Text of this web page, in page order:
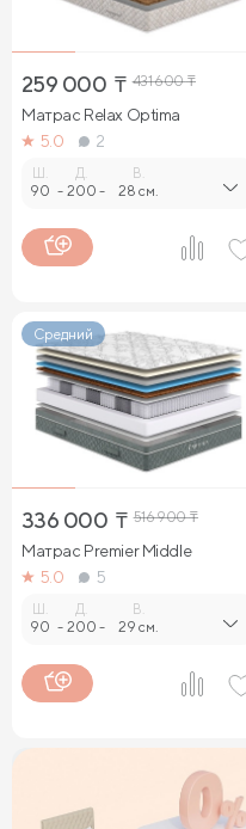
259 000 ₸ 431 600₸
Матрас Relax Optima
5.0
2
90 -
Д.
200 -
В.
28 см.
Средний
336 000 ₸ 516 900₸
Матрас Premier Middle
5.0
5
90 -
Д.
200 -
В.
29 см.